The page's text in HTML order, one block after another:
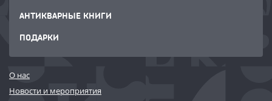
АНТИКВАРНЫЕ КНИГИ
ПОДАРКИ
О нас
Новости и мероприятия